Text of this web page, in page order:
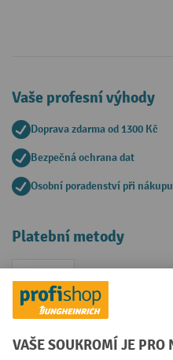
Vaše profesní výhody
Doprava zdarma od 1300 Kč
Bezpečná ochrana dat
Osobní poradenství při nákupu
Platební metody
Faktura
Sociální sítě